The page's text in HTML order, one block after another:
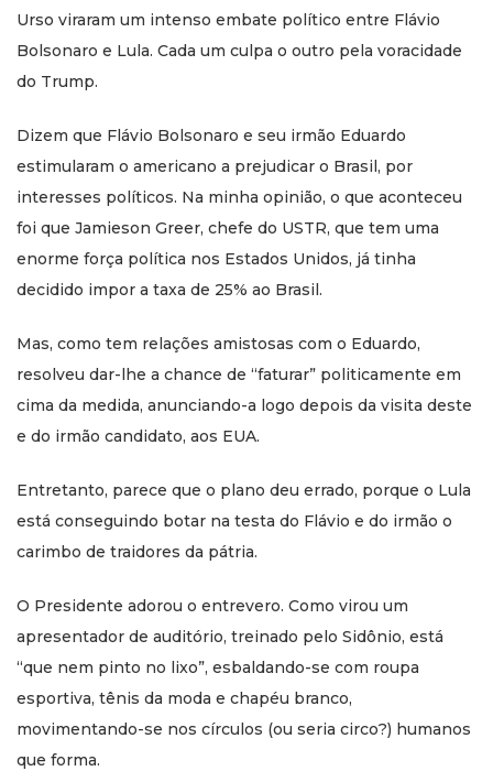
Urso viraram um intenso embate político entre Flávio
Bolsonaro e Lula. Cada um culpa o outro pela voracidade
do Trump.
Dizem que Flávio Bolsonaro e seu irmão Eduardo
estimularam o americano a prejudicar o Brasil, por
interesses políticos. Na minha opinião, o que aconteceu
foi que Jamieson Greer, chefe do USTR, que tem uma
enorme força política nos Estados Unidos, já tinha
decidido impor a taxa de 25% ao Brasil.
Mas, como tem relações amistosas com o Eduardo,
resolveu dar-lhe a chance de “faturar” politicamente em
cima da medida, anunciando-a logo depois da visita deste
e do irmão candidato, aos EUA.
Entretanto, parece que o plano deu errado, porque o Lula
está conseguindo botar na testa do Flávio e do irmão o
carimbo de traidores da pátria.
O Presidente adorou o entrevero. Como virou um
apresentador de auditório, treinado pelo Sidônio, está
“que nem pinto no lixo”, esbaldando-se com roupa
esportiva, tênis da moda e chapéu branco,
movimentando-se nos círculos (ou seria circo?) humanos
que forma.